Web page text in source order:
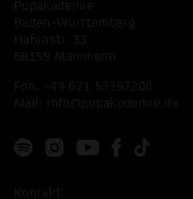
Popakademie
Baden-Württemberg
Hafenstr. 33
68159 Mannheim
Fon: +49 621 53397200
Mail: info@popakademie.de
Kontakt